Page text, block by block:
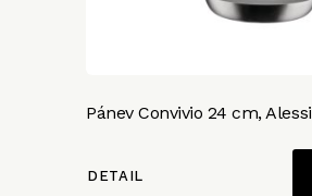
Pánev Convivio 24 cm, Alessi
DETAIL